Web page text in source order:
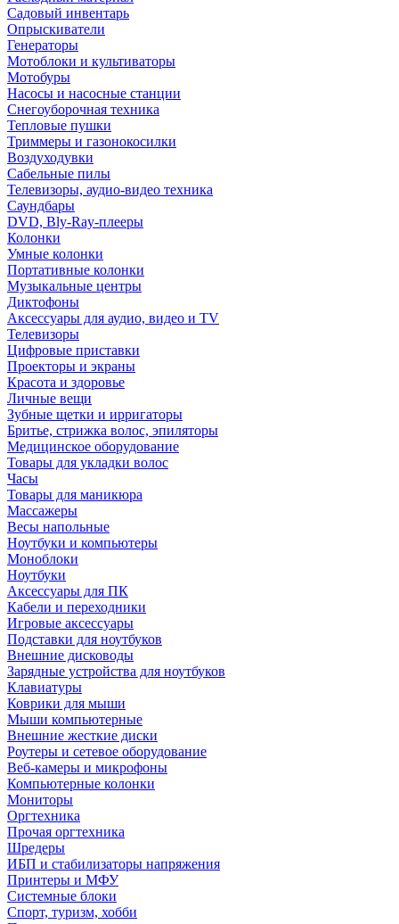
Садовый инвентарь
Опрыскиватели
Генераторы
Мотоблоки и культиваторы
Мотобуры
Насосы и насосные станции
Снегоуборочная техника
Тепловые пушки
Триммеры и газонокосилки
Воздуходувки
Сабельные пилы
Телевизоры, аудио-видео техника
Саундбары
DVD, Bly-Ray-плееры
Колонки
Умные колонки
Портативные колонки
Музыкальные центры
Диктофоны
Аксессуары для аудио, видео и TV
Телевизоры
Цифровые приставки
Проекторы и экраны
Красота и здоровье
Личные вещи
Зубные щетки и ирригаторы
Бритье, стрижка волос, эпиляторы
Медицинское оборудование
Товары для укладки волос
Часы
Товары для маникюра
Массажеры
Весы напольные
Ноутбуки и компьютеры
Моноблоки
Ноутбуки
Аксессуары для ПК
Кабели и переходники
Игровые аксессуары
Подставки для ноутбуков
Внешние дисководы
Зарядные устройства для ноутбуков
Клавиатуры
Коврики для мыши
Мыши компьютерные
Внешние жесткие диски
Роутеры и сетевое оборудование
Веб-камеры и микрофоны
Компьютерные колонки
Мониторы
Оргтехника
Прочая оргтехника
Шредеры
ИБП и стабилизаторы напряжения
Принтеры и МФУ
Системные блоки
Спорт, туризм, хобби